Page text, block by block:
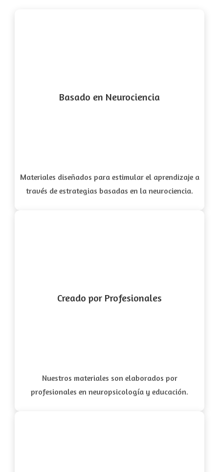
Basado en Neurociencia
Materiales diseñados para estimular el aprendizaje a
través de estrategias basadas en la neurociencia.
Creado por Profesionales
Nuestros materiales son elaborados por
profesionales en neuropsicología y educación.